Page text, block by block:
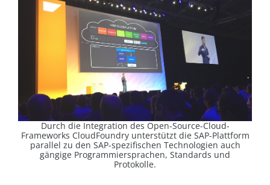
Durch die Integration des Open-Source-Cloud-
Frameworks CloudFoundry unterstützt die SAP-Plattform
parallel zu den SAP-spezifischen Technologien auch
gängige Programmiersprachen, Standards und
Protokolle.